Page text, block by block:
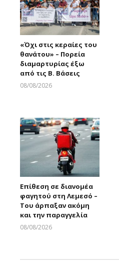
«Όχι στις κεραίες του
θανάτου» – Πορεία
διαμαρτυρίας έξω
από τις Β. Βάσεις
08/08/2026
Επίθεση σε διανομέα
φαγητού στη Λεμεσό –
Του άρπαξαν ακόμη
και την παραγγελία
08/08/2026